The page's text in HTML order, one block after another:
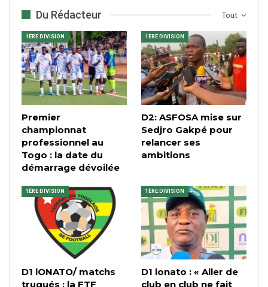
Tout
Du Rédacteur
1ÈRE DIVISION
Premier
championnat
professionnel au
Togo : la date du
démarrage dévoilée
1ÈRE DIVISION
D2: ASFOSA mise sur
Sedjro Gakpé pour
relancer ses
ambitions
1ÈRE DIVISION
D1 lONATO/ matchs
truqués : la FTF
1ÈRE DIVISION
D1 lonato : « Aller de
club en club ne fait